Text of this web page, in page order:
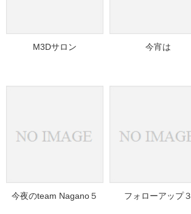
M3Dサロン 今宵は
今夜のteam Nagano５ フォローアップ３